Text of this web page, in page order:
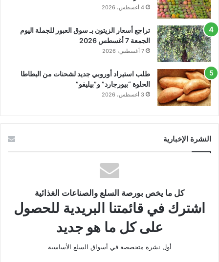
4 أغسطس، 2026
تراجع أسعار الزيتون بـ سوق العبور للجملة اليوم
الجمعة 7 أغسطس 2026
7 أغسطس، 2026
طلب استيراد أوروبي جديد لشحنات من البطاطا
الحلوة “بيورجارد” و”بيليفو”
3 أغسطس، 2026
النشرة الإخبارية
كل ما يخص بورصة السلع والصناعات الغذائية
اشترك في قائمتنا البريدية للحصول
على كل ما هو جديد
أول نشرة متخصصة في أسواق السلع الأساسية